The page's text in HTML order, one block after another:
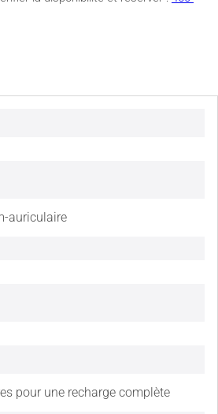
auriculaire
pour une recharge complète